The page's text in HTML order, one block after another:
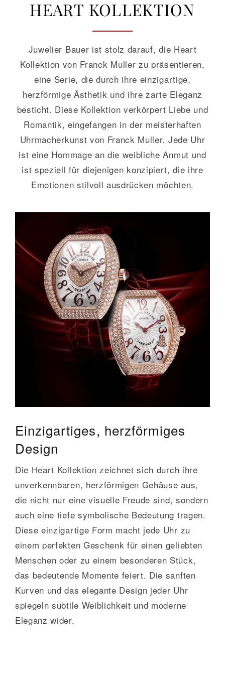
GALERIE
KONTAKT
HEART KOLLEKTION
Juwelier Bauer ist stolz darauf, die Heart
Kollektion von Franck Muller zu präsentieren,
eine Serie, die durch ihre einzigartige,
herzförmige Ästhetik und ihre zarte Eleganz
besticht. Diese Kollektion verkörpert Liebe und
Romantik, eingefangen in der meisterhaften
Uhrmacherkunst von Franck Muller. Jede Uhr
ist eine Hommage an die weibliche Anmut und
ist speziell für diejenigen konzipiert, die ihre
Emotionen stilvoll ausdrücken möchten.
Einzigartiges, herzförmiges
Design
Die Heart Kollektion zeichnet sich durch ihre
unverkennbaren, herzförmigen Gehäuse aus,
die nicht nur eine visuelle Freude sind, sondern
auch eine tiefe symbolische Bedeutung tragen.
Diese einzigartige Form macht jede Uhr zu
einem perfekten Geschenk für einen geliebten
Menschen oder zu einem besonderen Stück,
das bedeutende Momente feiert. Die sanften
Kurven und das elegante Design jeder Uhr
spiegeln subtile Weiblichkeit und moderne
Eleganz wider.